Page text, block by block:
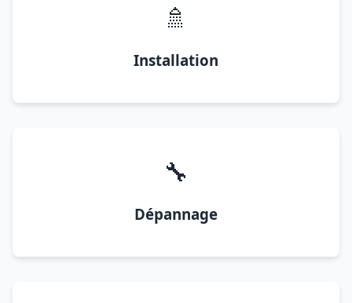
🚿
Installation
🔧
Dépannage